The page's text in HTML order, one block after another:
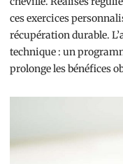
ces exercices
récupération durable.
technique : un
prolonge les bénéfices